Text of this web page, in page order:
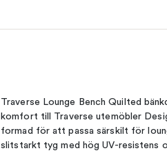
Traverse Lounge Bench Quilted
komfort till Traverse utemöbler
formad för att passa särskilt för
slitstarkt tyg med hög UV-resistens